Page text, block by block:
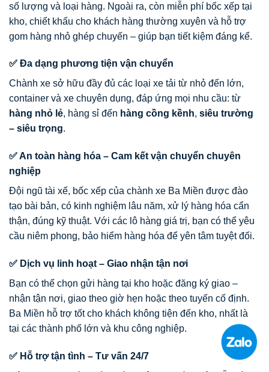
số lượng và loại hàng. Ngoài ra, còn miễn phí bốc xếp tại
kho, chiết khấu cho khách hàng thường xuyên và hỗ trợ
gom hàng nhỏ ghép chuyến – giúp bạn tiết kiệm đáng kể.
✅ Đa dạng phương tiện vận chuyển
Chành xe sở hữu đầy đủ các loại xe tải từ nhỏ đến lớn,
container và xe chuyên dụng, đáp ứng mọi nhu cầu: từ
hàng nhỏ lẻ, hàng sỉ đến hàng cồng kềnh, siêu trường
– siêu trọng.
✅ An toàn hàng hóa – Cam kết vận chuyển chuyên
nghiệp
Đội ngũ tài xế, bốc xếp của chành xe Ba Miền được đào
tạo bài bản, có kinh nghiệm lâu năm, xử lý hàng hóa cẩn
thận, đúng kỹ thuật. Với các lô hàng giá trị, bạn có thể yêu
cầu niêm phong, bảo hiểm hàng hóa để yên tâm tuyệt đối.
✅ Dịch vụ linh hoạt – Giao nhận tận nơi
Bạn có thể chọn gửi hàng tại kho hoặc đăng ký giao –
nhận tận nơi, giao theo giờ hẹn hoặc theo tuyến cố định.
Ba Miền hỗ trợ tốt cho khách không tiện đến kho, nhất là
tại các thành phố lớn và khu công nghiệp.
✅ Hỗ trợ tận tình – Tư vấn 24/7